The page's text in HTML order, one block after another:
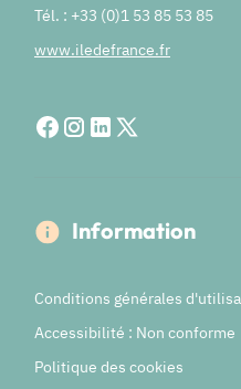
Tél. : +33 (0)1 53 85 53 85
www.iledefrance.fr
Information
Conditions générales
Accessibilité : Non conforme
Politique des cookies